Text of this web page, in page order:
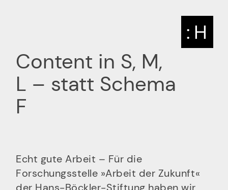
: H
Content in S, M,
L – statt Schema
F
Echt gute Arbeit – Für die
Forschungsstelle »Arbeit der Zukunft«